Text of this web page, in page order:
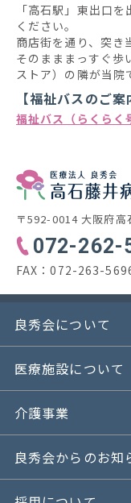
「高石駅」東出口
ください。
商店街を通り、突き
そのまままっすぐ歩
ストア）の隣が当院
【福祉バスのご案
福祉バス（らくらく
〒592-0014 大阪府
072-262-
FAX：072-263-
良秀会について
医療施設について
介護事業
良秀会からのお知